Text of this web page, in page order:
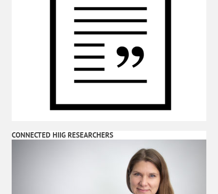
CONNECTED HIIG RESEARCHERS